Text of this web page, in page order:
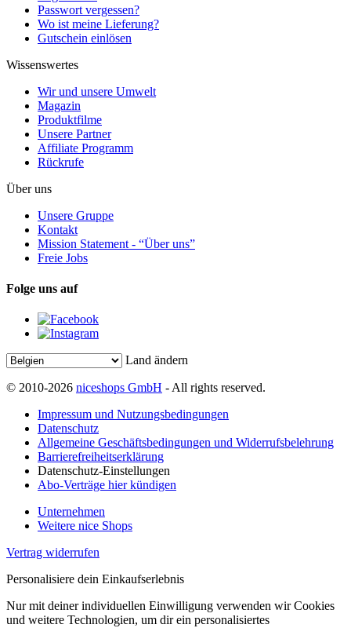
Passwort vergessen?
Wo ist meine Lieferung?
Gutschein einlösen
Wissenswertes
Wir und unsere Umwelt
Magazin
Produktfilme
Unsere Partner
Affiliate Programm
Rückrufe
Über uns
Unsere Gruppe
Kontakt
Mission Statement - “Über uns”
Freie Jobs
Folge uns auf
Land ändern
© 2010-2026 niceshops GmbH - All rights reserved.
Impressum und Nutzungsbedingungen
Datenschutz
Allgemeine Geschäftsbedingungen und Widerrufsbelehrung
Barrierefreiheitserklärung
Datenschutz-Einstellungen
Abo-Verträge hier kündigen
Unternehmen
Weitere nice Shops
Vertrag widerrufen
Personalisiere dein Einkaufserlebnis
Nur mit deiner individuellen Einwilligung verwenden wir Cookies
und weitere Technologien, um dir ein personalisiertes